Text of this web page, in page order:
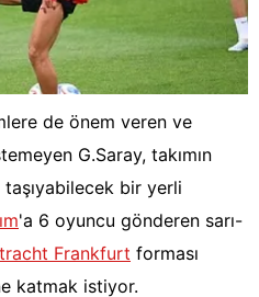
de önem veren ve
G.Saray, takımın
taşıyabilecek bir yerli
'a 6 oyuncu gönderen sarı-
Frankfurt forması
katmak istiyor.